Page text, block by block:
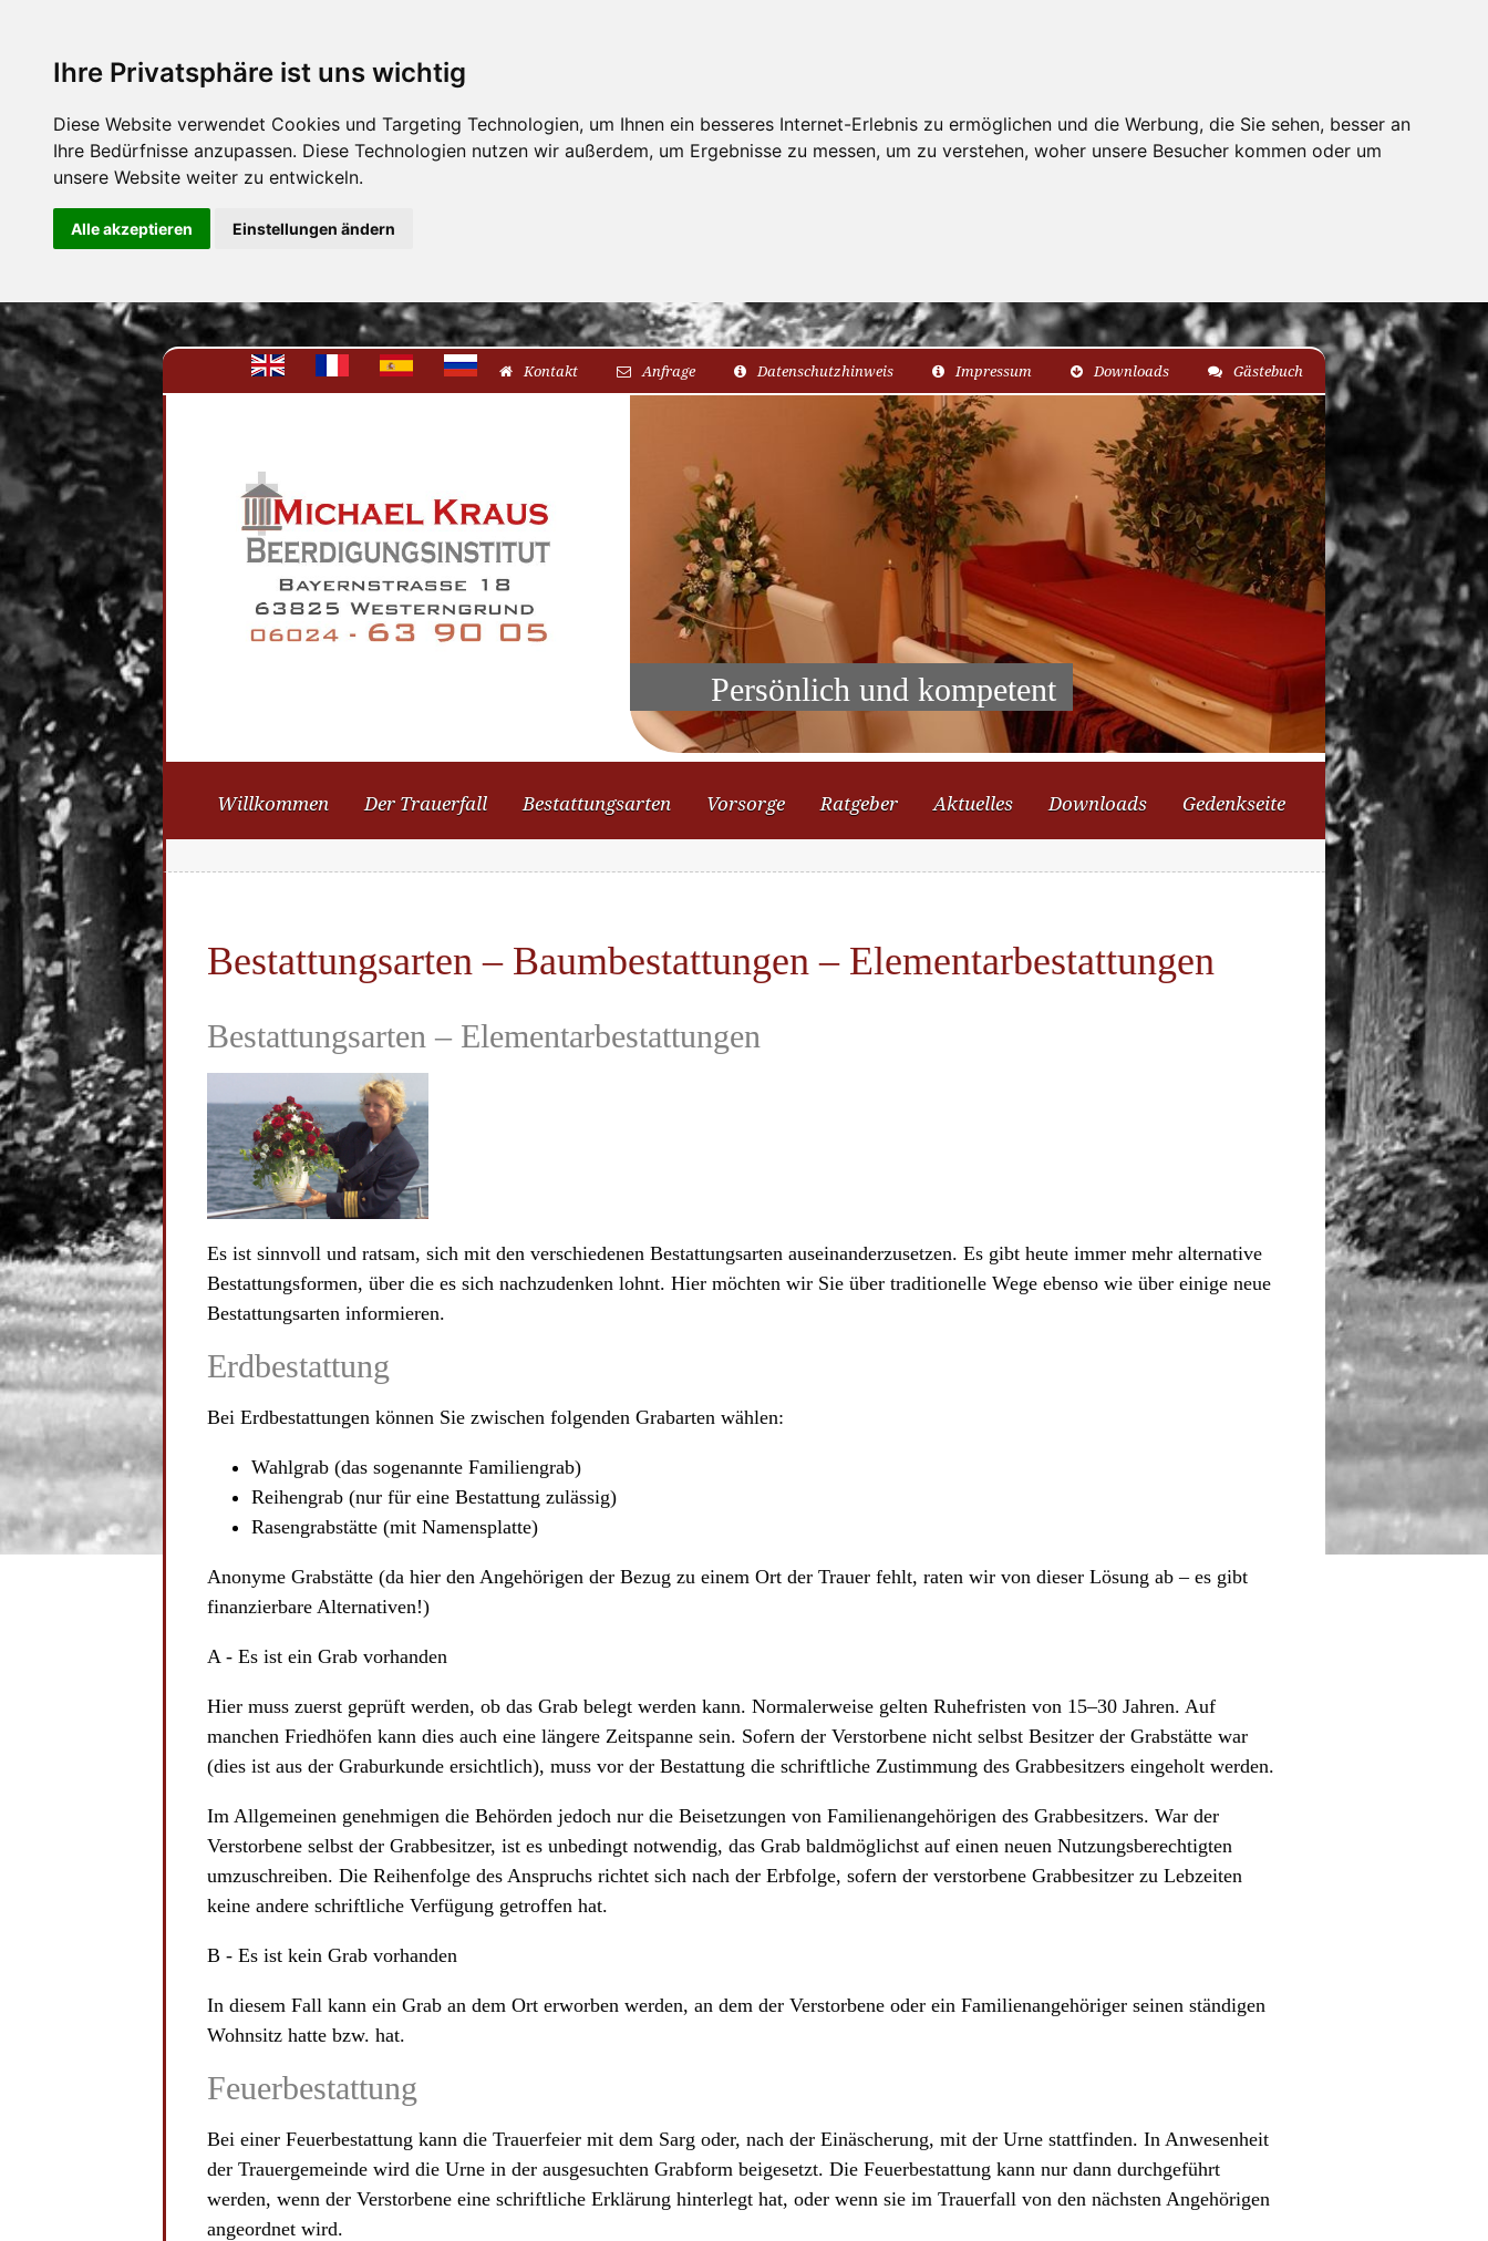
Ihre Privatsphäre ist uns wichtig
Diese Website verwendet Cookies und Targeting Technologien, um Ihnen ein besseres Internet-Erlebnis zu ermöglichen und die Werbung, die Sie sehen, besser an
Ihre Bedürfnisse anzupassen. Diese Technologien nutzen wir außerdem, um Ergebnisse zu messen, um zu verstehen, woher unsere Besucher kommen oder um
unsere Website weiter zu entwickeln.
Alle akzeptieren Einstellungen ändern
Kontakt Anfrage Datenschutzhinweis Impressum Downloads Gästebuch
Persönlich und kompetent
Willkommen Der Trauerfall Bestattungsarten Vorsorge Ratgeber Aktuelles Downloads Gedenkseite
Bestattungsarten – Baumbestattungen – Elementarbestattungen
Bestattungsarten – Elementarbestattungen
Es ist sinnvoll und ratsam, sich mit den verschiedenen Bestattungsarten auseinanderzusetzen. Es gibt heute immer mehr alternative
Bestattungsformen, über die es sich nachzudenken lohnt. Hier möchten wir Sie über traditionelle Wege ebenso wie über einige neue
Bestattungsarten informieren.
Erdbestattung
Bei Erdbestattungen können Sie zwischen folgenden Grabarten wählen:
Wahlgrab (das sogenannte Familiengrab)
Reihengrab (nur für eine Bestattung zulässig)
Rasengrabstätte (mit Namensplatte)
Anonyme Grabstätte (da hier den Angehörigen der Bezug zu einem Ort der Trauer fehlt, raten wir von dieser Lösung ab – es gibt
finanzierbare Alternativen!)
A - Es ist ein Grab vorhanden
Hier muss zuerst geprüft werden, ob das Grab belegt werden kann. Normalerweise gelten Ruhefristen von 15–30 Jahren. Auf
manchen Friedhöfen kann dies auch eine längere Zeitspanne sein. Sofern der Verstorbene nicht selbst Besitzer der Grabstätte war
(dies ist aus der Graburkunde ersichtlich), muss vor der Bestattung die schriftliche Zustimmung des Grabbesitzers eingeholt werden.
Im Allgemeinen genehmigen die Behörden jedoch nur die Beisetzungen von Familienangehörigen des Grabbesitzers. War der
Verstorbene selbst der Grabbesitzer, ist es unbedingt notwendig, das Grab baldmöglichst auf einen neuen Nutzungsberechtigten
umzuschreiben. Die Reihenfolge des Anspruchs richtet sich nach der Erbfolge, sofern der verstorbene Grabbesitzer zu Lebzeiten
keine andere schriftliche Verfügung getroffen hat.
B - Es ist kein Grab vorhanden
In diesem Fall kann ein Grab an dem Ort erworben werden, an dem der Verstorbene oder ein Familienangehöriger seinen ständigen
Wohnsitz hatte bzw. hat.
Feuerbestattung
Bei einer Feuerbestattung kann die Trauerfeier mit dem Sarg oder, nach der Einäscherung, mit der Urne stattfinden. In Anwesenheit
der Trauergemeinde wird die Urne in der ausgesuchten Grabform beigesetzt. Die Feuerbestattung kann nur dann durchgeführt
werden, wenn der Verstorbene eine schriftliche Erklärung hinterlegt hat, oder wenn sie im Trauerfall von den nächsten Angehörigen
angeordnet wird.